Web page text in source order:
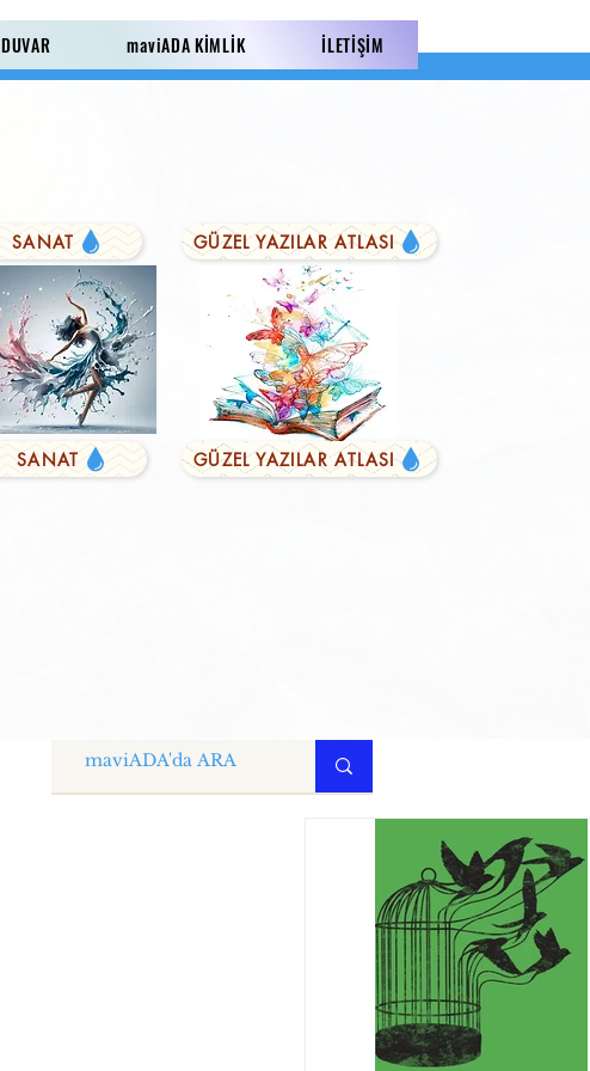
DUVAR maviADA KİMLİK İLETİŞİM
FARKLI YAZILAR
SANAT
SANAT
GÜZEL YAZILAR ATLASI
GÜZEL YAZILAR ATLASI